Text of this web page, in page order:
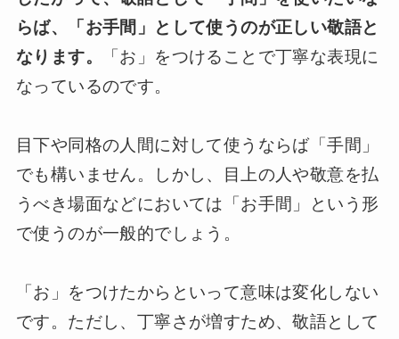
らば、「お手間」として使うのが正しい敬語と
なります。
「お」をつけることで丁寧な表現に
なっているのです。
目下や同格の人間に対して使うならば「手間」
でも構いません。しかし、目上の人や敬意を払
うべき場面などにおいては「お手間」という形
で使うのが一般的でしょう。
「お」をつけたからといって意味は変化しない
です。ただし、丁寧さが増すため、敬語として